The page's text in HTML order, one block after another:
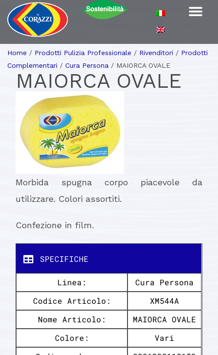
Home / Prodotti Pulizia Professionale / Rivenditori / Prodotti
Complementari / Cura Persona / MAIORCA OVALE
MAIORCA OVALE
Morbida spugna corpo piacevole da
utilizzare. Colori assortiti.
Confezione in film.
SPECIFICHE
Linea:
Cura Persona
Codice Articolo:
XM544A
Nome Articolo:
MAIORCA OVALE
Colore:
Vari